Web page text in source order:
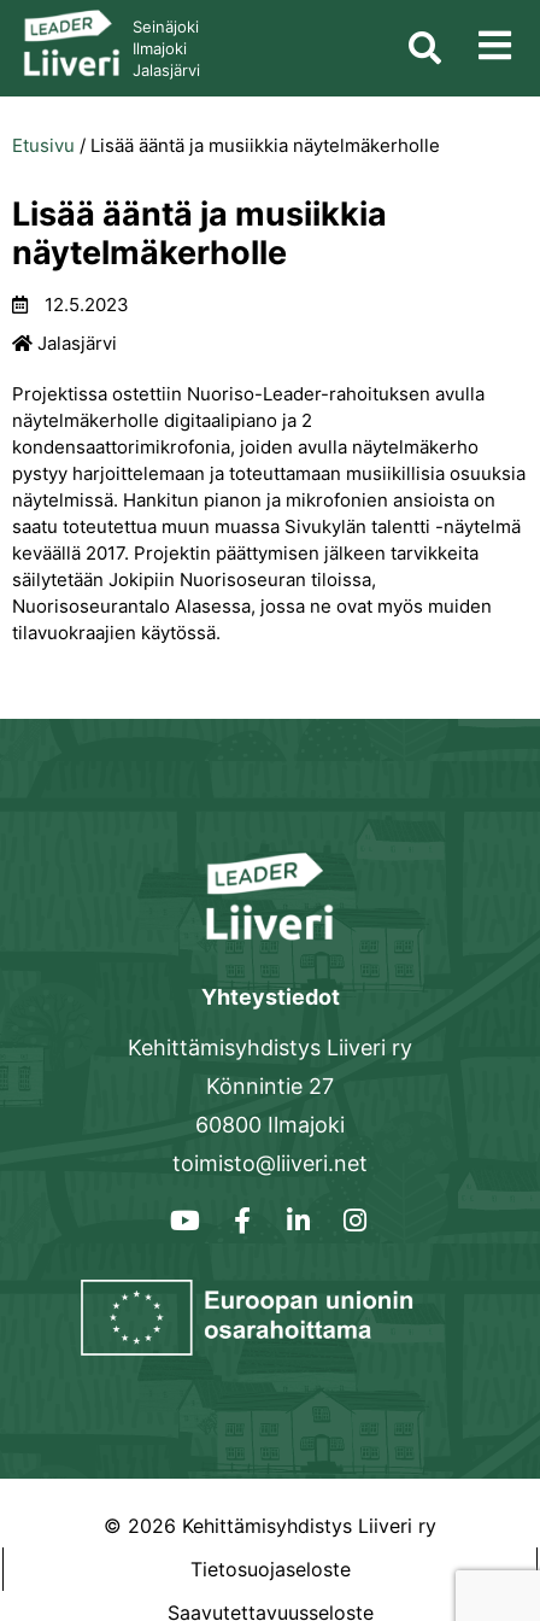
Seinäjoki
Ilmajoki
Jalasjärvi
Etusivu / Lisää ääntä ja musiikkia näytelmäkerholle
Lisää ääntä ja musiikkia
näytelmäkerholle
12.5.2023
Jalasjärvi
Projektissa ostettiin Nuoriso-Leader-rahoituksen avulla
näytelmäkerholle digitaalipiano ja 2
kondensaattorimikrofonia, joiden avulla näytelmäkerho
pystyy harjoittelemaan ja toteuttamaan musiikillisia osuuksia
näytelmissä. Hankitun pianon ja mikrofonien ansioista on
saatu toteutettua muun muassa Sivukylän talentti -näytelmä
keväällä 2017. Projektin päättymisen jälkeen tarvikkeita
säilytetään Jokipiin Nuorisoseuran tiloissa,
Nuorisoseurantalo Alasessa, jossa ne ovat myös muiden
tilavuokraajien käytössä.
Yhteystiedot
Kehittämisyhdistys Liiveri ry
Könnintie 27
60800 Ilmajoki
toimisto@liiveri.net
© 2026 Kehittämisyhdistys Liiveri ry
Tietosuojaseloste
Saavutettavuusseloste